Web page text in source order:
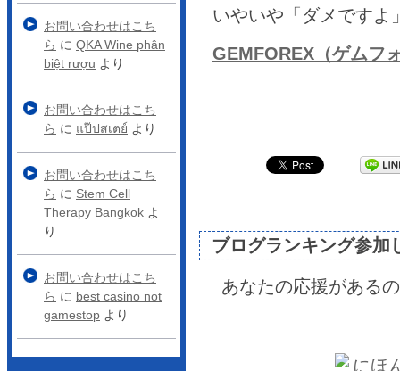
いやいや「ダメです
GEMFOREX（ゲムフ
ブログランキング参加
あなたの応援がある
お問い合わせはこち
ら に QKA Wine phân
biệt rượu より
お問い合わせはこち
ら に แป๊ปสเตย์ より
お問い合わせはこち
ら に Stem Cell
Therapy Bangkok よ
り
お問い合わせはこち
ら に best casino not
gamestop より